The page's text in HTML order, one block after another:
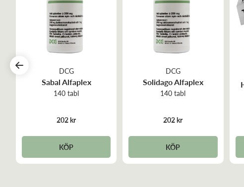
DCG
Sabal Alfaplex
140 tabl
202 kr
KÖP
DCG
Solidago Alfaplex
140 tabl
202 kr
KÖP